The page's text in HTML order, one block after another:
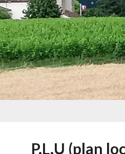
P.L.U (plan